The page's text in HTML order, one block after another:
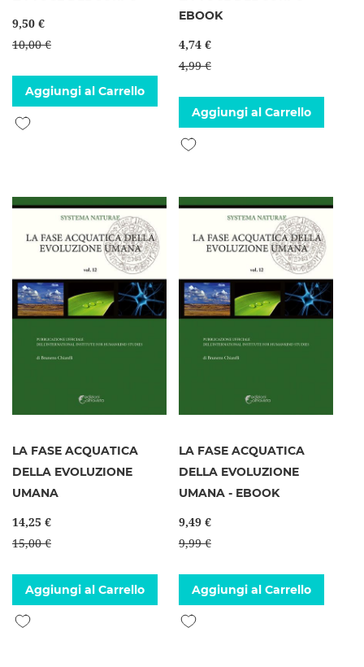
9,50 €
10,00 €
Aggiungi al Carrello
Aggiungi alla lista desideri
EBOOK
4,74 €
4,99 €
Aggiungi al Carrello
Aggiungi alla lista desideri
LA FASE ACQUATICA
DELLA EVOLUZIONE
UMANA
14,25 €
15,00 €
Aggiungi al Carrello
Aggiungi alla lista desideri
LA FASE ACQUATICA
DELLA EVOLUZIONE
UMANA - EBOOK
9,49 €
9,99 €
Aggiungi al Carrello
Aggiungi alla lista desideri